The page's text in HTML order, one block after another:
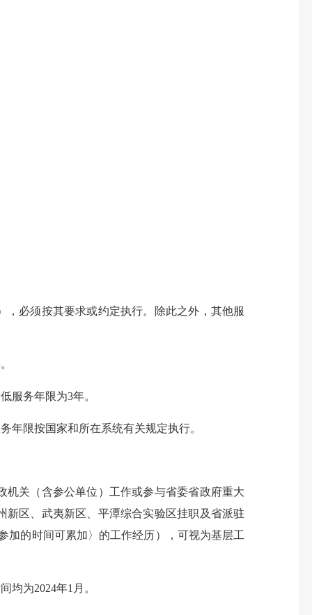
必须按其要求或约定执行。除此之外，其他服
服务年限为3年。
限按国家和所在系统有关规定执行。
关（含参公单位）工作或参与省委省政府重大
区、武夷新区、平潭综合实验区挂职及省派驻
加的时间可累加〉的工作经历），可视为基层工
为2024年1月。